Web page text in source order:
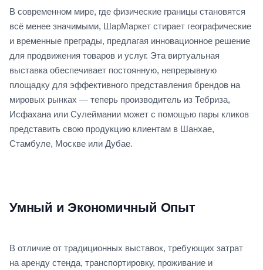
В современном мире, где физические границы становятся
всё менее значимыми, ШарМаркет стирает географические
и временные преграды, предлагая инновационное решение
для продвижения товаров и услуг. Эта виртуальная
выставка обеспечивает постоянную, непрерывную
площадку для эффективного представления брендов на
мировых рынках — теперь производитель из Тебриза,
Исфахана или Сулеймании может с помощью пары кликов
представить свою продукцию клиентам в Шанхае,
Стамбуле, Москве или Дубае.
Умный и Экономичный Опыт
В отличие от традиционных выставок, требующих затрат
на аренду стенда, транспортировку, проживание и